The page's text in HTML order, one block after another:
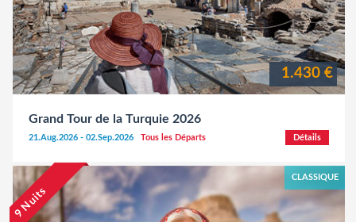
1.430 €
Grand Tour de la Turquie 2026
21.Aug.2026 - 02.Sep.2026 Tous les Départs Détails
9 Nuits
CLASSIQUE